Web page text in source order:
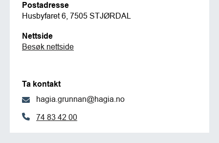
Postadresse
Husbyfaret 6, 7505 STJØRDAL
Nettside
Besøk nettside
Ta kontakt
hagia.grunnan@hagia.no
74 83 42 00